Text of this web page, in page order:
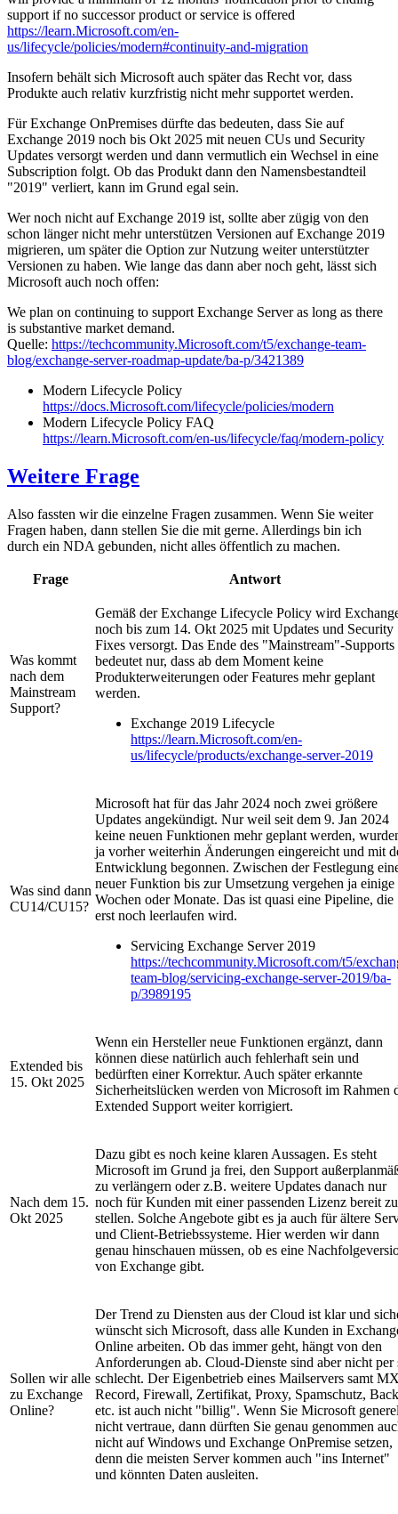
support if no successor product or service is offered
https://learn.Microsoft.com/en-
us/lifecycle/policies/modern#continuity-and-migration
Insofern behält sich Microsoft auch später das Recht vor, dass
Produkte auch relativ kurzfristig nicht mehr supportet werden.
Für Exchange OnPremises dürfte das bedeuten, dass Sie auf
Exchange 2019 noch bis Okt 2025 mit neuen CUs und Security
Updates versorgt werden und dann vermutlich ein Wechsel in eine
Subscription folgt. Ob das Produkt dann den Namensbestandteil
"2019" verliert, kann im Grund egal sein.
Wer noch nicht auf Exchange 2019 ist, sollte aber zügig von den
schon länger nicht mehr unterstützen Versionen auf Exchange 2019
migrieren, um später die Option zur Nutzung weiter unterstützter
Versionen zu haben. Wie lange das dann aber noch geht, lässt sich
Microsoft auch noch offen:
We plan on continuing to support Exchange Server as long as there
is substantive market demand.
Quelle: https://techcommunity.Microsoft.com/t5/exchange-team-
blog/exchange-server-roadmap-update/ba-p/3421389
Modern Lifecycle Policy
https://docs.Microsoft.com/lifecycle/policies/modern
Modern Lifecycle Policy FAQ
https://learn.Microsoft.com/en-us/lifecycle/faq/modern-policy
Weitere Frage
Also fassten wir die einzelne Fragen zusammen. Wenn Sie weiter
Fragen haben, dann stellen Sie die mit gerne. Allerdings bin ich
durch ein NDA gebunden, nicht alles öffentlich zu machen.
Frage Antwort
Was kommt
nach dem
Mainstream
Support?
Gemäß der Exchange Lifecycle Policy wird
noch bis zum 14. Okt 2025 mit Updates und Security
Fixes versorgt. Das Ende des "Mainstream"-Supports
bedeutet nur, dass ab dem Moment keine
Produkterweiterungen oder Features mehr geplant
werden.
Exchange 2019 Lifecycle
https://learn.Microsoft.com/en-
us/lifecycle/products/exchange-server-2019
Was sind dann
CU14/CU15?
Microsoft hat für das Jahr 2024 noch zwei größere
Updates angekündigt. Nur weil seit dem 9. Jan 2024
keine neuen Funktionen mehr geplant werden,
ja vorher weiterhin Änderungen eingereicht und mit
Entwicklung begonnen. Zwischen der Festlegung
neuer Funktion bis zur Umsetzung vergehen ja einige
Wochen oder Monate. Das ist quasi eine Pipeline, die
erst noch leerlaufen wird.
Servicing Exchange Server 2019
https://techcommunity.Microsoft.com/t5/
team-blog/servicing-exchange-server-2019/ba-
p/3989195
Extended bis
15. Okt 2025
Wenn ein Hersteller neue Funktionen ergänzt, dann
können diese natürlich auch fehlerhaft sein und
bedürften einer Korrektur. Auch später erkannte
Sicherheitslücken werden von Microsoft im Rahmen
Extended Support weiter korrigiert.
Nach dem 15.
Okt 2025
Dazu gibt es noch keine klaren Aussagen. Es steht
Microsoft im Grund ja frei, den Support
zu verlängern oder z.B. weitere Updates danach nur
noch für Kunden mit einer passenden Lizenz bereit zu
stellen. Solche Angebote gibt es ja auch für ältere
und Client-Betriebssysteme. Hier werden wir dann
genau hinschauen müssen, ob es eine
von Exchange gibt.
Sollen wir alle
zu Exchange
Online?
Der Trend zu Diensten aus der Cloud ist klar und
wünscht sich Microsoft, dass alle Kunden in
Online arbeiten. Ob das immer geht, hängt von den
Anforderungen ab. Cloud-Dienste sind aber nicht per
schlecht. Der Eigenbetrieb eines Mailservers samt
Record, Firewall, Zertifikat, Proxy, Spamschutz,
etc. ist auch nicht "billig". Wenn Sie Microsoft
nicht vertraue, dann dürften Sie genau genommen
nicht auf Windows und Exchange OnPremise setzen,
denn die meisten Server kommen auch "ins Internet"
und könnten Daten ausleiten.